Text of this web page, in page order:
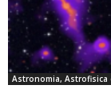
Astronomia, Astrofisica